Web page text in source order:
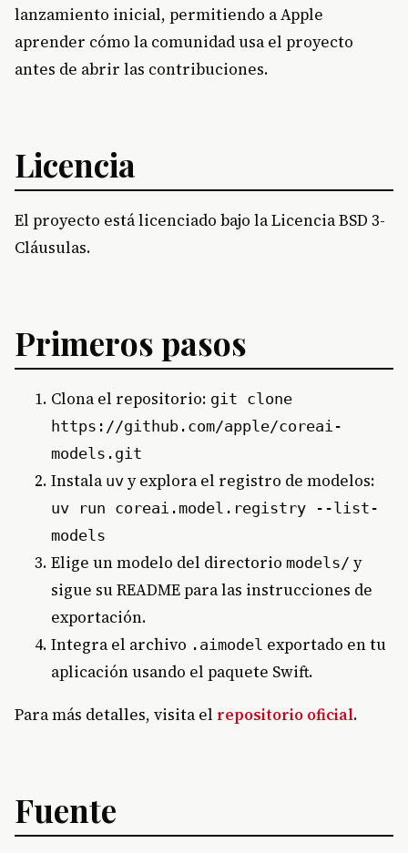
lanzamiento inicial, permitiendo a Apple
aprender cómo la comunidad usa el proyecto
antes de abrir las contribuciones.
Licencia
El proyecto está licenciado bajo la Licencia BSD 3-
Cláusulas.
Primeros pasos
Clona el repositorio: git clone
https://github.com/apple/coreai-
models.git
Instala uv y explora el registro de modelos:
uv run coreai.model.registry --list-
models
Elige un modelo del directorio models/ y
sigue su README para las instrucciones de
exportación.
Integra el archivo .aimodel exportado en tu
aplicación usando el paquete Swift.
Para más detalles, visita el repositorio oficial.
Fuente